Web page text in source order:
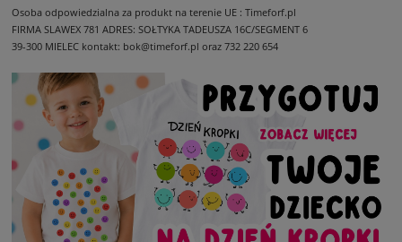
Osoba odpowiedzialna za produkt na terenie UE : Timeforf.pl
FIRMA SLAWEX 781 ADRES: SOŁTYKA TADEUSZA 16C/SEGMENT 6
39-300 MIELEC kontakt: bok@timeforf.pl oraz 732 220 654